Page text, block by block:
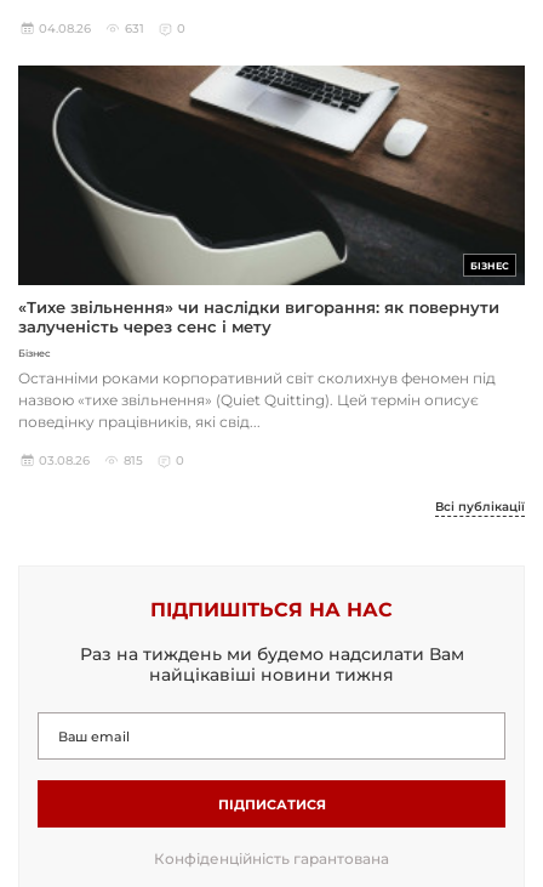
04.08.26 631 0
БІЗНЕС
«Тихе звільнення» чи наслідки вигорання: як повернути
залученість через сенс і мету
Бізнес
Останніми роками корпоративний світ сколихнув феномен під
назвою «тихе звільнення» (Quiet Quitting). Цей термін описує
поведінку працівників, які свід...
03.08.26 815 0
Всі публікації
ПІДПИШІТЬСЯ НА НАС
Раз на тиждень ми будемо надсилати Вам
найцікавіші новини тижня
ПІДПИСАТИСЯ
Конфіденційність гарантована